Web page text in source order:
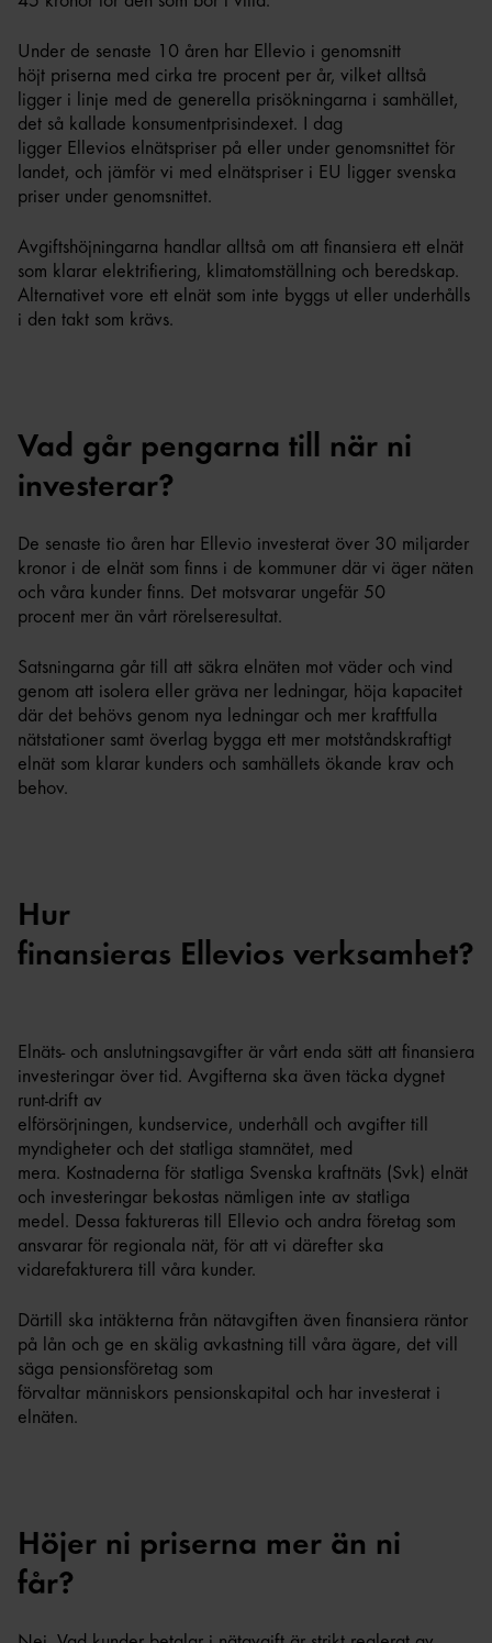
Under de senaste 10 åren har Ellevio i genomsnitt
höjt priserna med cirka tre procent per år, vilket alltså
ligger i linje med de generella prisökningarna i samhället,
det så kallade konsumentprisindexet. I dag
ligger Ellevios elnätspriser på eller under genomsnittet för
landet, och jämför vi med elnätspriser i EU ligger svenska
priser under genomsnittet.
Avgiftshöjningarna handlar alltså om att finansiera ett elnät
som klarar elektrifiering, klimatomställning och beredskap.
Alternativet vore ett elnät som inte byggs ut eller underhålls
i den takt som krävs.
Vad går pengarna till när ni
investerar?
De senaste tio åren har Ellevio investerat över 30 miljarder
kronor i de elnät som finns i de kommuner där vi äger näten
och våra kunder finns. Det motsvarar ungefär 50
procent mer än vårt rörelseresultat.
Satsningarna går till att säkra elnäten mot väder och vind
genom att isolera eller gräva ner ledningar, höja kapacitet
där det behövs genom nya ledningar och mer kraftfulla
nätstationer samt överlag bygga ett mer motståndskraftigt
elnät som klarar kunders och samhällets ökande krav och
behov.
Hur
finansieras Ellevios verksamhet?
Elnäts- och anslutningsavgifter är vårt enda sätt att finansiera
investeringar över tid. Avgifterna ska även täcka dygnet
runt-drift av
elförsörjningen, kundservice, underhåll och avgifter till
myndigheter och det statliga stamnätet, med
mera. Kostnaderna för statliga Svenska kraftnäts (Svk) elnät
och investeringar bekostas nämligen inte av statliga
medel. Dessa faktureras till Ellevio och andra företag som
ansvarar för regionala nät, för att vi därefter ska
vidarefakturera till våra kunder.
Därtill ska intäkterna från nätavgiften även finansiera räntor
på lån och ge en skälig avkastning till våra ägare, det vill
säga pensionsföretag som
förvaltar människors pensionskapital och har investerat i
elnäten.
Höjer ni priserna mer än ni
får?